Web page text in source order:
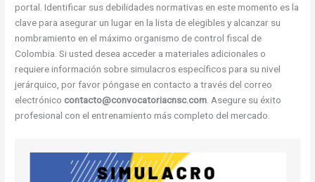
portal. Identificar sus debilidades normativas en este momento es la
clave para asegurar un lugar en la lista de elegibles y alcanzar su
nombramiento en el máximo organismo de control fiscal de
Colombia. Si usted desea acceder a materiales adicionales o
requiere información sobre simulacros específicos para su nivel
jerárquico, por favor póngase en contacto a través del correo
electrónico contacto@convocatoriacnsc.com . Asegure su éxito
profesional con el entrenamiento más completo del mercado.